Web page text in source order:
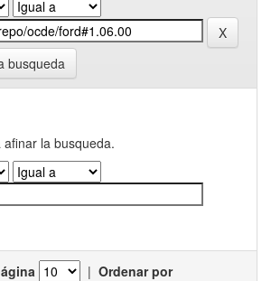
busqueda
la busqueda.
| Ordenar por